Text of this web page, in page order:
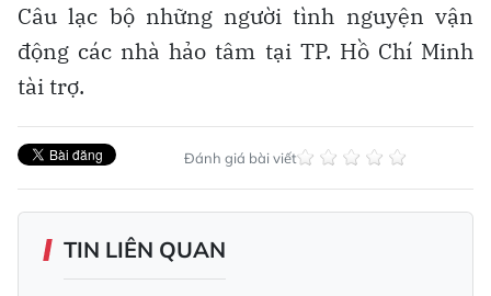
Câu lạc bộ những người tình nguyện vận
động các nhà hảo tâm tại TP. Hồ Chí Minh
tài trợ.
Đánh giá bài viết
TIN LIÊN QUAN